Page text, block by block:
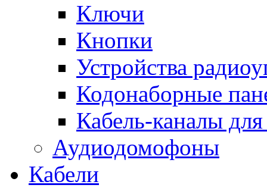
Ключи
Кнопки
Устройства
Кодонаборные
Кабель-каналы
Аудиодомофоны
Кабели